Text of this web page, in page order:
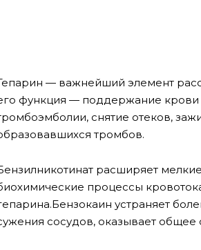
— важнейший элемент
функция — поддержание крови
снятие отеков,
тромбов.
расширяет
процессы
Бензокаин устраняет
сосудов, оказывает